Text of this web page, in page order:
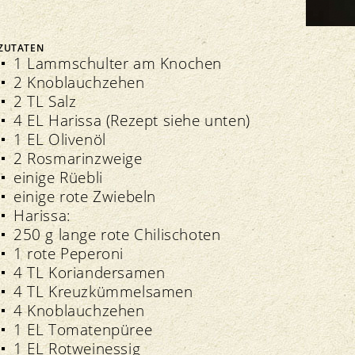
Richtlinien
Kontrolle
Import
Qualitätssicherung
Delegiertenversammlung
Extranet
Richtlinien
Bio-Symposium
Nationales Bioforschungsforum NBFF
Grand Prix
Regionale Märkte
1 Lammschulter am Knochen
2 Knoblauchzehen
2 TL Salz
4 EL Harissa (Rezept siehe unten)
1 EL Olivenöl
2 Rosmarinzweige
einige Rüebli
einige rote Zwiebeln
Harissa:
250 g lange rote Chilischoten
1 rote Peperoni
4 TL Koriandersamen
4 TL Kreuzkümmelsamen
4 Knoblauchzehen
1 EL Tomatenpüree
1 EL Rotweinessig